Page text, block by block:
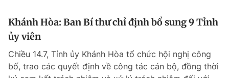
Chuyên mục khác
Thông tin tài khoản
Đổi mật khẩu
Tin đã lưu
Khánh Hòa: Ban Bí thư chỉ định bổ sung 9 Tỉnh
ủy viên
Chiều 14.7, Tỉnh ủy Khánh Hòa tổ chức hội nghị công
bố, trao các quyết định về công tác cán bộ, đồng thời